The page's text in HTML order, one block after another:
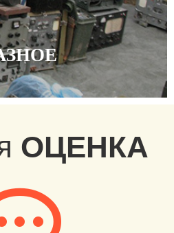
ОЦЕНКА